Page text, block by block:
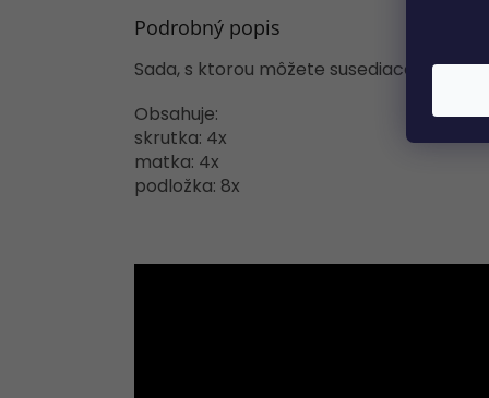
Podrobný popis
Sada, s ktorou môžete susediace regály
Obsahuje:
skrutka: 4x
matka: 4x
podložka: 8x